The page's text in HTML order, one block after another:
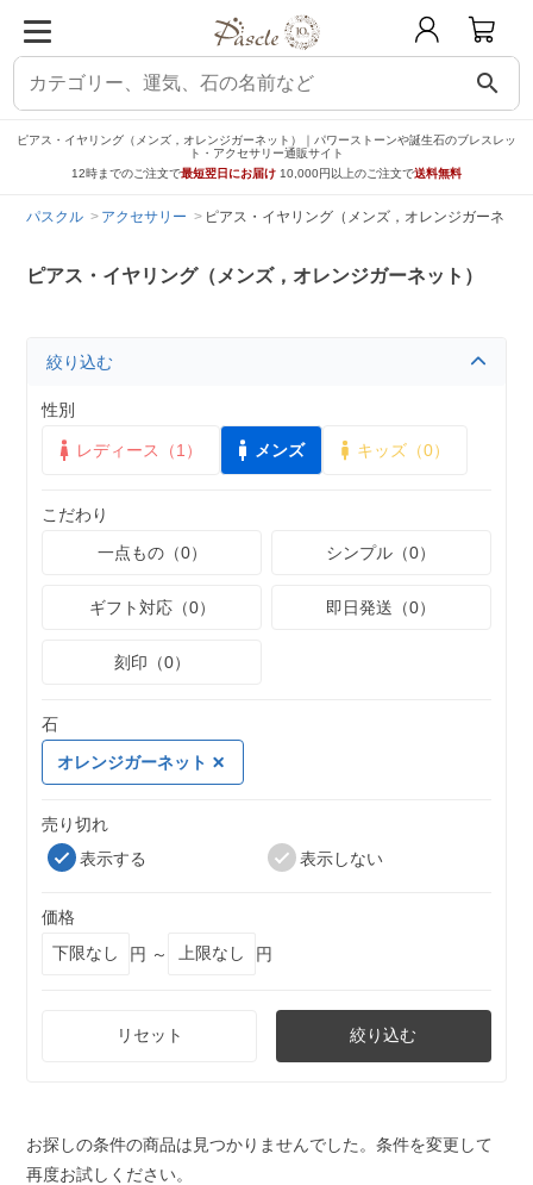
search
ピアス・イヤリング（メンズ，オレンジガーネット）｜パワーストーンや誕生石のブレスレッ
ト・アクセサリー通販サイト
12時までのご注文で最短翌日にお届け 10,000円以上のご注文で送料無料
パスクル アクセサリー ピアス・イヤリング（メンズ，オレンジガーネッ
ピアス・イヤリング（メンズ，オレンジガーネット）
絞り込む
性別
レディース（1） メンズ キッズ（0）
こだわり
一点もの（0）
シンプル（0）
ギフト対応（0） 即日発送（0）
刻印（0）
石
オレンジガーネット
売り切れ
表示する
表示しない
価格
円 ～
円
リセット 絞り込む
お探しの条件の商品は見つかりませんでした。条件を変更して
再度お試しください。